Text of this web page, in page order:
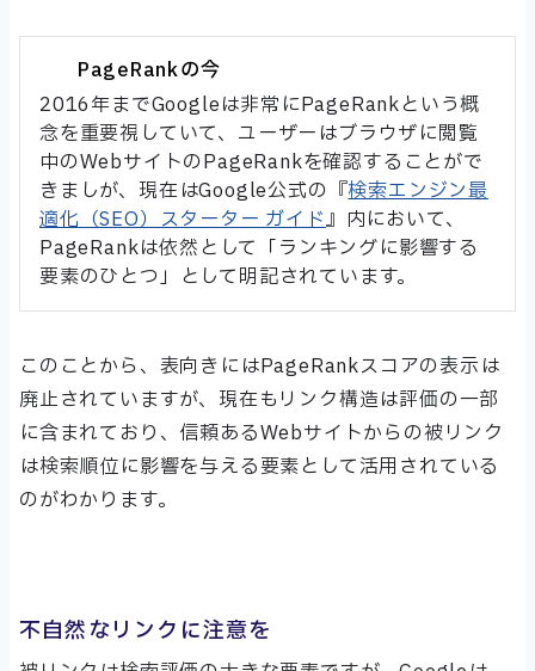
PageRankの今
2016年までGoogleは非常にPageRankという概
念を重要視していて、ユーザーはブラウザに閲覧
中のWebサイトのPageRankを確認することがで
きましが、現在はGoogle公式の『検索エンジン最
適化（SEO）スターター ガイド』内において、
PageRankは依然として「ランキングに影響する
要素のひとつ」として明記されています。
このことから、表向きにはPageRankスコアの表示は
廃止されていますが、現在もリンク構造は評価の一部
に含まれており、信頼あるWebサイトからの被リンク
は検索順位に影響を与える要素として活用されている
のがわかります。
不自然なリンクに注意を